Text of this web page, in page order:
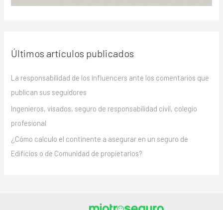
Últimos artículos publicados
La responsabilidad de los influencers ante los comentarios que
publican sus seguidores
Ingenieros, visados, seguro de responsabilidad civil, colegio
profesional
¿Cómo calculo el continente a asegurar en un seguro de
Edificios o de Comunidad de propietarios?